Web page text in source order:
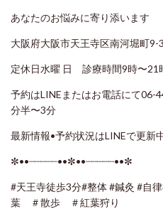
あなたのお悩みに寄り添います
大阪府大阪市天王寺区南河堀町9-
定休日水曜 日 診療時間9時〜21
予約はLINEまたはお電話にて06-
分半〜3分
最新情報•予約状況はLINEで更新
✼••┈┈┈┈┈••✼••┈┈┈┈┈••✼
#天王寺徒歩3分#整体#鍼灸 #自
葉 ＃散歩 ＃紅葉狩り